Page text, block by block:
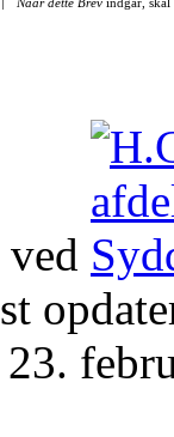
ved
23.